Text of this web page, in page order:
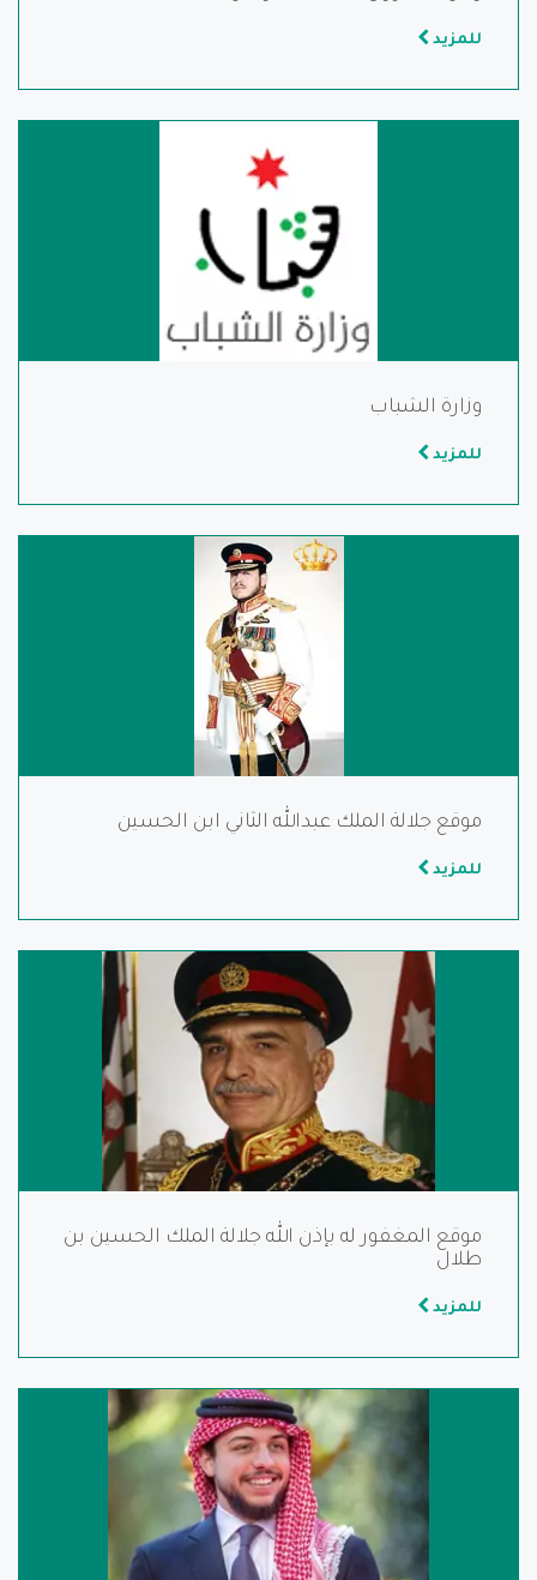
للمزيد
وزارة الشباب
للمزيد
موقع جلالة الملك عبدالله الثاني ابن الحسين
للمزيد
موقع المغفور له بإذن الله جلالة الملك الحسين بن
طلال
للمزيد